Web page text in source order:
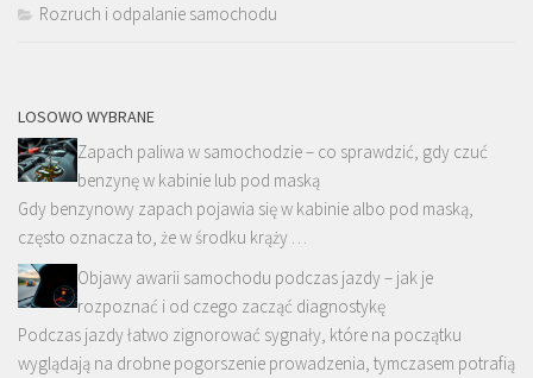
Rozruch i odpalanie samochodu
LOSOWO WYBRANE
Zapach paliwa w samochodzie – co sprawdzić, gdy czuć
benzynę w kabinie lub pod maską
Gdy benzynowy zapach pojawia się w kabinie albo pod maską,
często oznacza to, że w środku krąży …
Objawy awarii samochodu podczas jazdy – jak je
rozpoznać i od czego zacząć diagnostykę
Podczas jazdy łatwo zignorować sygnały, które na początku
wyglądają na drobne pogorszenie prowadzenia, tymczasem potrafią